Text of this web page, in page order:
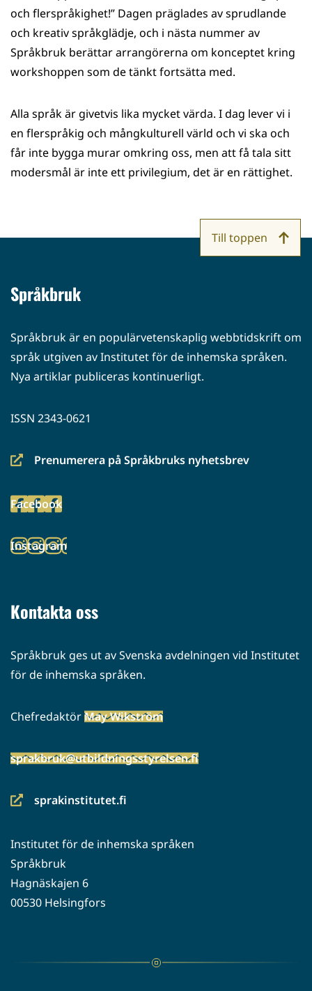
och flerspråkighet!” Dagen präglades av sprudlande
och kreativ språkglädje, och i nästa nummer av
Språkbruk berättar arrangörerna om konceptet kring
workshoppen som de tänkt fortsätta med.
Alla språk är givetvis lika mycket värda. I dag lever vi i
en flerspråkig och mångkulturell värld och vi ska och
får inte bygga murar omkring oss, men att få tala sitt
modersmål är inte ett privilegium, det är en rättighet.
Språkbruk
Språkbruk är en populärvetenskaplig webbtidskrift om
språk utgiven av Institutet för de inhemska språken.
Nya artiklar publiceras kontinuerligt.
ISSN 2343-0621
Prenumerera på Språkbruks nyhetsbrev
(siirryt
palveluun)
Facebook
(siirryt
palveluun)
Instagram
(siirryt
Kontakta oss
Språkbruk ges ut av Svenska avdelningen vid Institutet
för de inhemska språken.
ChefredaktörMay Wikström
sprakbruk@utbildningsstyrelsen.fi
sprakinstitutet.fi
(siirryt
palveluun)
Institutet för de inhemska språken
Språkbruk
Hagnäskajen 6
00530 Helsingfors
Till toppen